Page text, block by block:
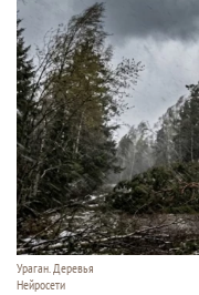
Ураган. Деревья
Нейросети